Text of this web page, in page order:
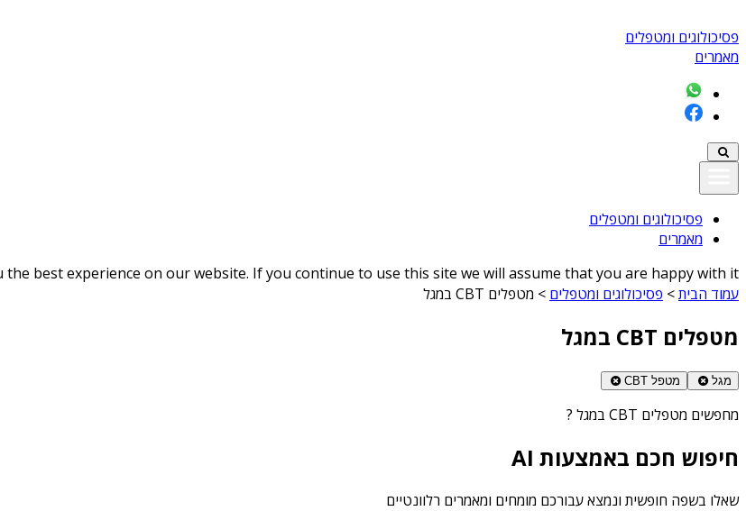
פסיכולוגים ומטפלים
מאמרים
פסיכולוגים ומטפלים
מאמרים
best experience on our website. If you continue to use this site we will assume that you are happy with it
עמוד הבית> פסיכולוגים ומטפלים > מטפלים CBT במגל
מטפלים CBT במגל
מגל מטפל CBT
מחפשים מטפלים CBT במגל ?
חיפוש חכם באמצעות AI
שאלו בשפה חופשית ונמצא עבורכם מומחים ומאמרים רלוונטיים